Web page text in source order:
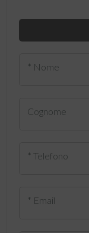
* Nome
Cognome
* Telefono
* Email